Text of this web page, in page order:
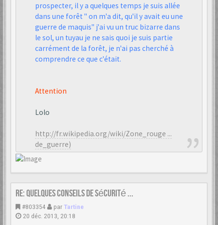
prospecter, il y a quelques temps je suis allée
dans une forêt " on m'a dit, qu'il y avait eu une
guerre de maquis" j'ai vu un truc bizarre dans
le sol, un tuyau je ne sais quoi je suis partie
carrément de la forêt, je n'ai pas cherché à
comprendre ce que c'était.
Attention
Lolo
http://fr.wikipedia.org/wiki/Zone_rouge ...
de_guerre)
Re: Quelques conseils de sécurité ...
#803354 parTartine
20 déc. 2013, 20:18